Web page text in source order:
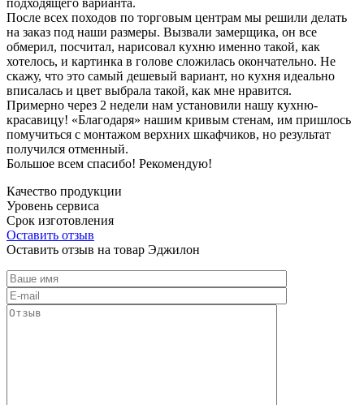
После всех походов по торговым центрам мы решили делать
на заказ под наши размеры. Вызвали замерщика, он все
обмерил, посчитал, нарисовал кухню именно такой, как
хотелось, и картинка в голове сложилась окончательно. Не
скажу, что это самый дешевый вариант, но кухня идеально
вписалась и цвет выбрала такой, как мне нравится.
Примерно через 2 недели нам установили нашу кухню-
красавицу! «Благодаря» нашим кривым стенам, им пришлось
помучиться с монтажом верхних шкафчиков, но результат
получился отменный.
Большое всем спасибо! Рекомендую!
Качество продукции
Уровень сервиса
Срок изготовления
Оставить отзыв
Оставить отзыв на товар Эджилон